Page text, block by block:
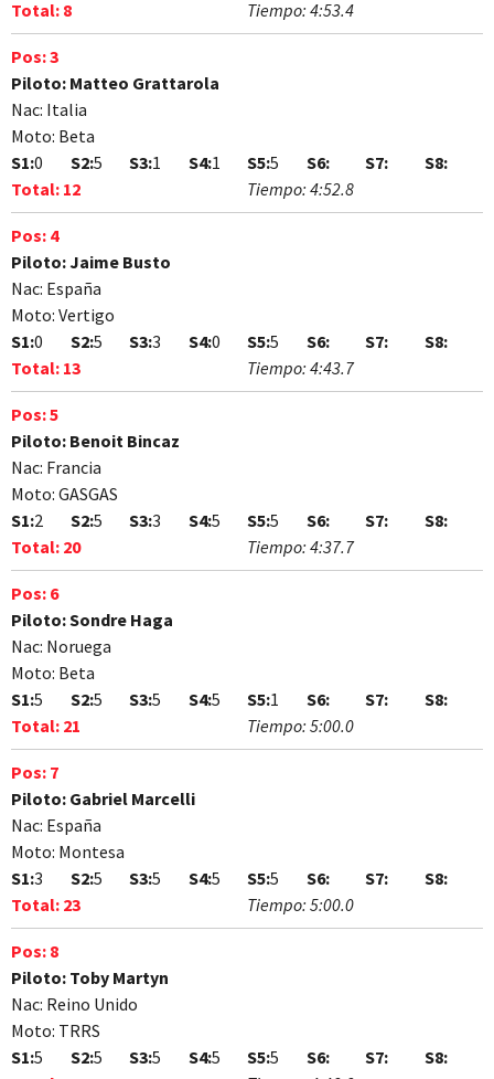
Total: 8 Tiempo: 4:53.4
Pos:3
Piloto: Matteo Grattarola
Nac: Italia
Moto: Beta
S1:0 S2:5 S3:1 S4:1 S5:5 S6: S7:
S8:
Total: 12 Tiempo: 4:52.8
Pos: 4
Piloto:Jaime Busto
Nac: España
Moto: Vertigo
S1:0 S2:5 S3:3 S4:0 S5:5 S6: S7:
S8:
Total: 13 Tiempo: 4:43.7
Pos:5
Piloto: Benoit Bincaz
Nac: Francia
Moto: GASGAS
S1:2 S2:5 S3:3 S4:5 S5:5 S6: S7:
S8:
Total: 20 Tiempo: 4:37.7
Pos: 6
Piloto:Sondre Haga
Nac: Noruega
Moto: Beta
S1:5 S2:5 S3:5 S4:5 S5:1 S6: S7:
S8:
Total: 21 Tiempo: 5:00.0
Pos: 7
Piloto: Gabriel Marcelli
Nac: España
Moto: Montesa
S1:3 S2:5 S3:5 S4:5 S5:5 S6: S7:
S8:
Total: 23 Tiempo: 5:00.0
Pos: 8
Piloto: Toby Martyn
Nac: Reino Unido
Moto: TRRS
S1:5 S2:5 S3:5 S4:5 S5:5 S6: S7:
S8: